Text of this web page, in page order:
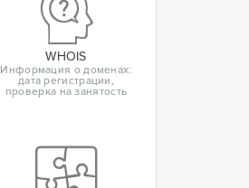
WHOIS
Информация о доменах:
дата регистрации,
проверка на занятость